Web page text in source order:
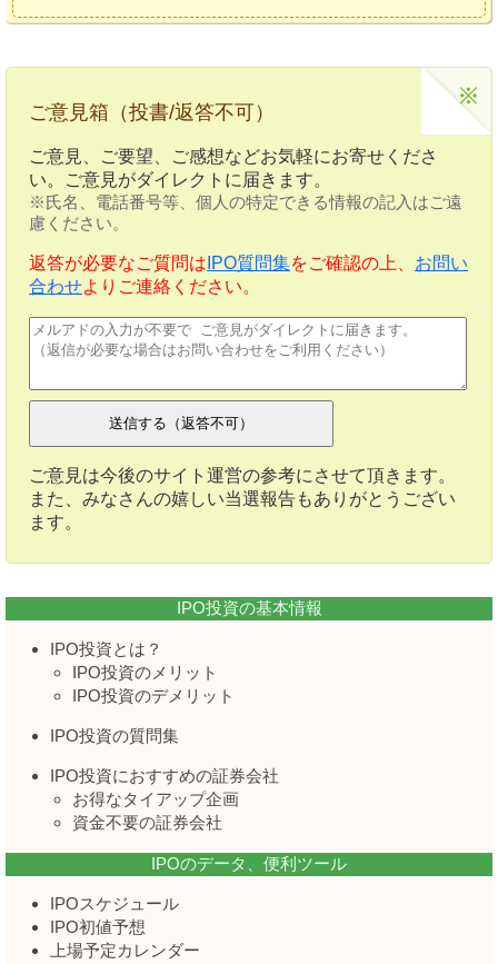
ご意見箱（投書/返答不可）
ご意見、ご要望、ご感想などお気軽にお寄せくださ
い。ご意見がダイレクトに届きます。
※氏名、電話番号等、個人の特定できる情報の記入はご遠
慮ください。
返答が必要なご質問は IPO質問集をご確認の上、 お問い
合わせよりご連絡ください。
ご意見は今後のサイト運営の参考にさせて頂きます。
また、みなさんの嬉しい当選報告もありがとうござい
ます。
IPO投資の基本情報
IPO投資とは？
IPO投資のメリット
IPO投資のデメリット
IPO投資の質問集
IPO投資におすすめの証券会社
お得なタイアップ企画
資金不要の証券会社
IPOのデータ、便利ツール
IPOスケジュール
IPO初値予想
上場予定カレンダー